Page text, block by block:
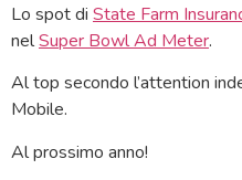
Lo spot di State Farm
nelSuper Bowl Ad Meter.
Al top secondo l’attention
Mobile.
Al prossimo anno!